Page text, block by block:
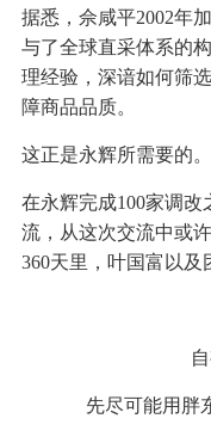
据悉，佘咸平2002年
与了全球直采体系的
理经验，深谙如何筛
障商品品质。
这正是永辉所需要的。
在永辉完成100家调
流，从这次交流中或
360天里，叶国富以及
先尽可能用胖